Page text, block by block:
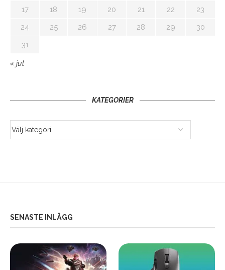
17
18 19 20 21 22
23
24
25 26 27 28 29
30
31
« jul
KATEGORIER
SENASTE INLÄGG